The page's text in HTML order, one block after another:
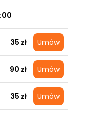
35 zł Umów
90 zł Umów
35 zł Umów